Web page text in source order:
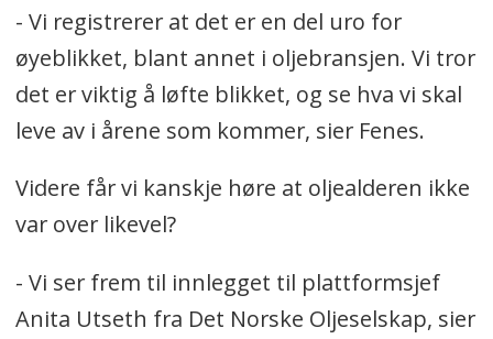
- Vi registrerer at det er en del uro for
øyeblikket, blant annet i oljebransjen. Vi tror
det er viktig å løfte blikket, og se hva vi skal
leve av i årene som kommer, sier Fenes.
Videre får vi kanskje høre at oljealderen ikke
var over likevel?
- Vi ser frem til innlegget til plattformsjef
Anita Utseth fra Det Norske Oljeselskap, sier